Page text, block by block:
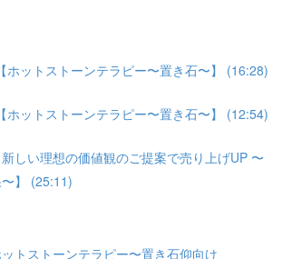
ホットストーンテラピー〜置き石〜】 (16:28)
ホットストーンテラピー〜置き石〜】 (12:54)
しい理想の価値観のご提案で売り上げUP 〜
】 (25:11)
トストーンテラピー〜置き石仰向け